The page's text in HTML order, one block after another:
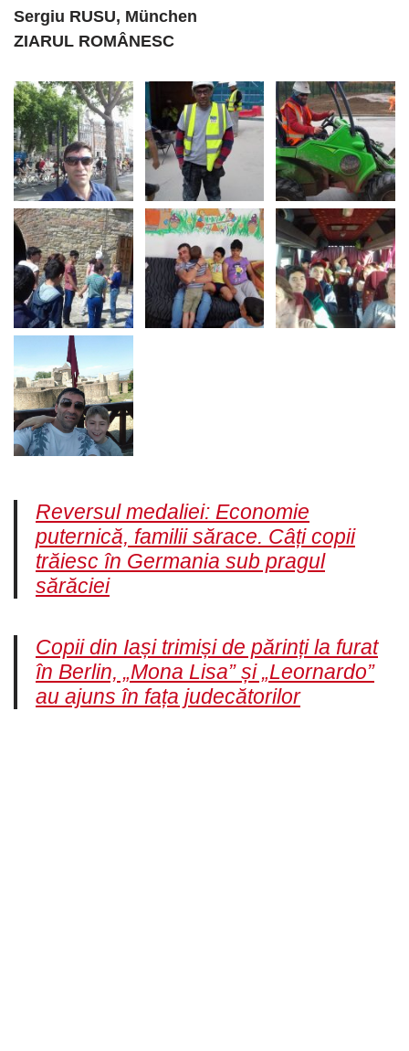
Sergiu RUSU, München
ZIARUL ROMÂNESC
Reversul medaliei: Economie
puternică, familii sărace. Câți copii
trăiesc în Germania sub pragul
sărăciei
Copii din Iași trimiși de părinți la furat
în Berlin, „Mona Lisa” și „Leornardo”
au ajuns în fața judecătorilor